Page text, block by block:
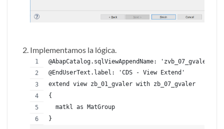
Implementamos la lógica.
@AbapCatalog.sqlViewAppendName: 'zvb_07_gvaler'
@EndUserText.label: 'CDS - View Extend'
extend view zb_01_gvaler with zb_07_gvaler
{
  matkl as MatGroup
}